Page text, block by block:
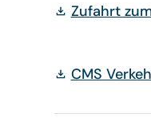
Zufahrt
CMS